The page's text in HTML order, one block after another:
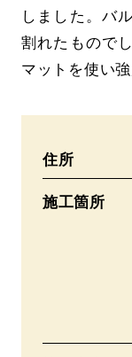
しました。バ
割れたもので
マットを使い
住所
施工箇所